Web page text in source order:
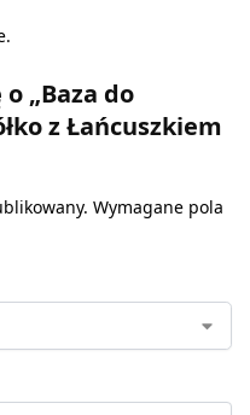
„Baza do
z Łańcuszkiem
Wymagane pola